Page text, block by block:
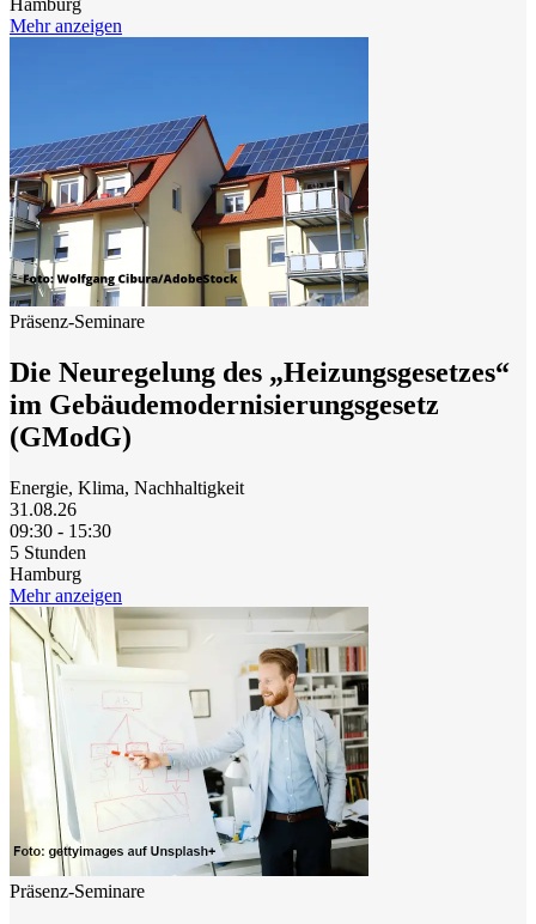
Hamburg
Mehr anzeigen
Präsenz-Seminare
Die Neuregelung des „Heizungsgesetzes“
im Gebäudemodernisierungsgesetz
(GModG)
Energie, Klima, Nachhaltigkeit
31.08.26
09:30 - 15:30
5 Stunden
Hamburg
Mehr anzeigen
Präsenz-Seminare